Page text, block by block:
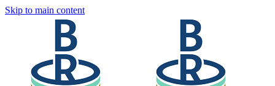
Skip to main content